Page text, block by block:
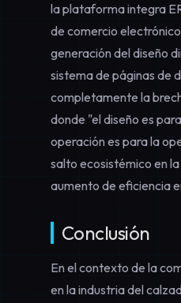
la plataforma integra
de comercio
generación del diseño
sistema de páginas de
completamente la
donde "el diseño es
operación es para la
salto ecosistémico en la
aumento de eficiencia
Conclusión
En el contexto de la
en la industria del